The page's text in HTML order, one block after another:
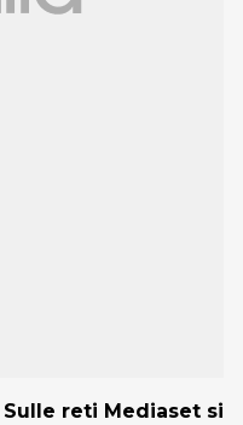
Sulle reti Mediaset si